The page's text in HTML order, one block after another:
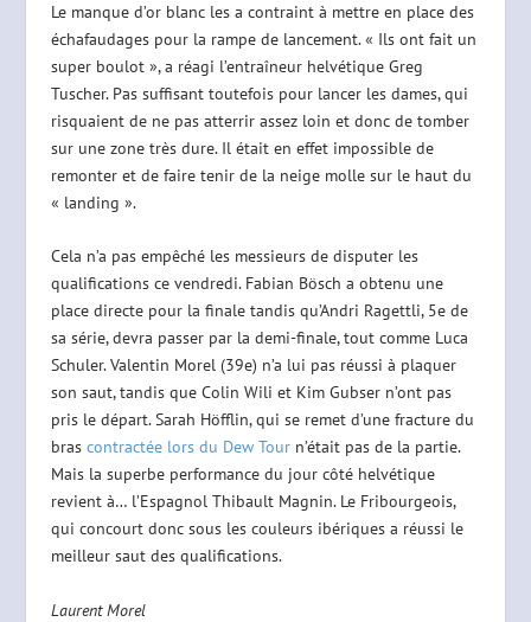
Le manque d’or blanc les a contraint à mettre en place des
échafaudages pour la rampe de lancement. « Ils ont fait un
super boulot », a réagi l’entraîneur helvétique Greg
Tuscher. Pas suffisant toutefois pour lancer les dames, qui
risquaient de ne pas atterrir assez loin et donc de tomber
sur une zone très dure. Il était en effet impossible de
remonter et de faire tenir de la neige molle sur le haut du
« landing ».
Cela n’a pas empêché les messieurs de disputer les
qualifications ce vendredi. Fabian Bösch a obtenu une
place directe pour la finale tandis qu’Andri Ragettli, 5e de
sa série, devra passer par la demi-finale, tout comme Luca
Schuler. Valentin Morel (39e) n’a lui pas réussi à plaquer
son saut, tandis que Colin Wili et Kim Gubser n’ont pas
pris le départ. Sarah Höfflin, qui se remet d’une fracture du
bras contractée lors du Dew Tourn’était pas de la partie.
Mais la superbe performance du jour côté helvétique
revient à… l’Espagnol Thibault Magnin. Le Fribourgeois,
qui concourt donc sous les couleurs ibériques a réussi le
meilleur saut des qualifications.
Laurent Morel